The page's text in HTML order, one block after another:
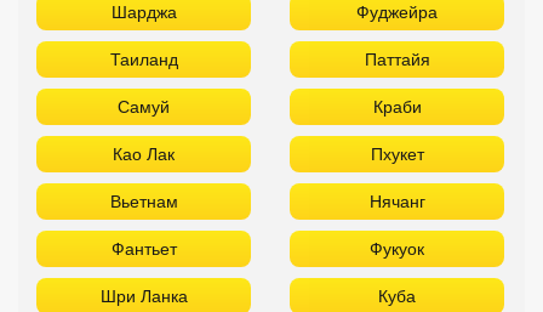
Шарджа Фуджейра
Таиланд Паттайя
Самуй Краби
Као Лак Пхукет
Вьетнам Нячанг
Фантьет Фукуок
Шри Ланка Куба